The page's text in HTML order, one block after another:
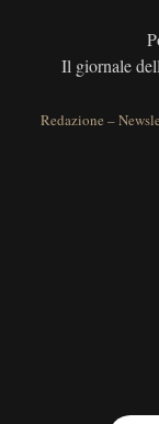
Il giornale
Redazione –